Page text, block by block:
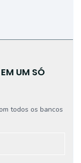
UM SÓ
todos os bancos